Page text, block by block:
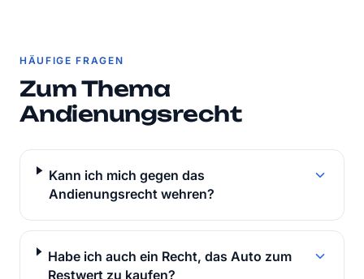
HÄUFIGE FRAGEN
Zum Thema
Andienungsrecht
Kann ich mich gegen das
Andienungsrecht wehren?
Habe ich auch ein Recht, das Auto zum
Restwert zu kaufen?